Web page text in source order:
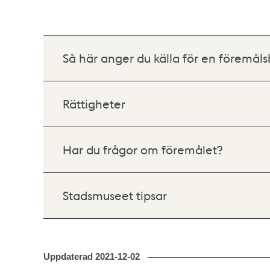
Så här anger du källa för en
Rättigheter
Har du frågor om föremålet?
Stadsmuseet tipsar
Uppdaterad 2021-12-02